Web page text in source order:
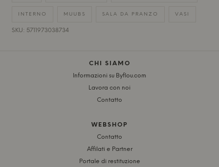
INTERNO MUUBS SALA DA PRANZO VASI
SKU: 5711973038734
CHI SIAMO
Informazioni su Byflou.com
Lavora con noi
Contatto
WEBSHOP
Contatto
Affilati e Partner
Portale di restituzione